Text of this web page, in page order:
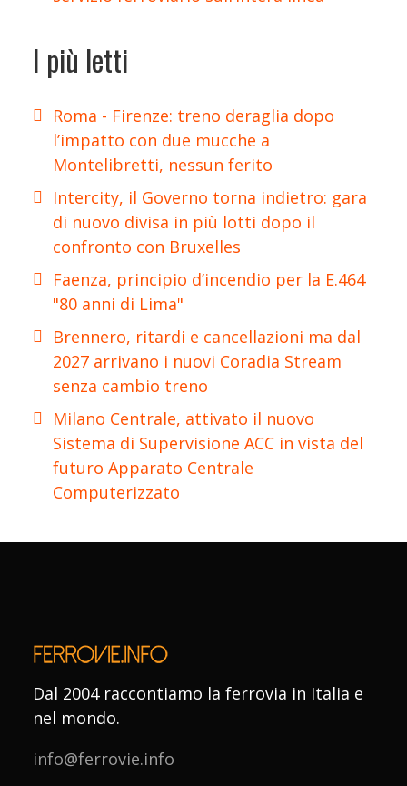
I più letti
Roma - Firenze: treno deraglia dopo
l’impatto con due mucche a
Montelibretti, nessun ferito
Intercity, il Governo torna indietro: gara
di nuovo divisa in più lotti dopo il
confronto con Bruxelles
Faenza, principio d’incendio per la E.464
"80 anni di Lima"
Brennero, ritardi e cancellazioni ma dal
2027 arrivano i nuovi Coradia Stream
senza cambio treno
Milano Centrale, attivato il nuovo
Sistema di Supervisione ACC in vista del
futuro Apparato Centrale
Computerizzato
Dal 2004 raccontiamo la ferrovia in Italia e
nel mondo.
info@ferrovie.info